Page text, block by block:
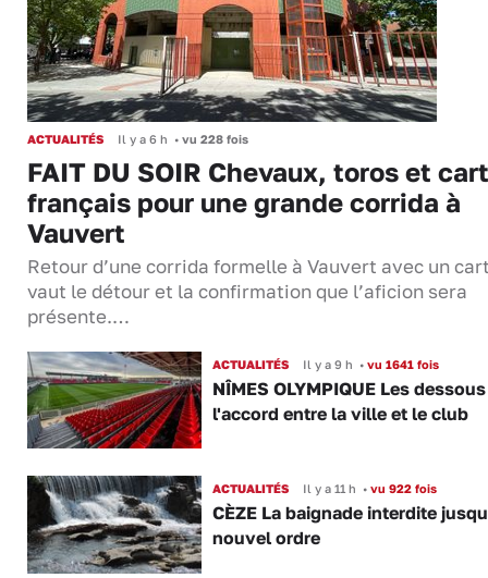
ACTUALITÉS Il y a 6 h • vu 228 fois
FAIT DU SOIR Chevaux, toros et
français pour une grande corrida à
Vauvert
Retour d’une corrida formelle à Vauvert avec un
vaut le détour et la confirmation que l’aficion sera
présente.…
ACTUALITÉS Il y a 9 h •vu 1641 fois
NÎMES OLYMPIQUE Les
l'accord entre la ville et le club
ACTUALITÉS Il y a 11 h •vu 922 fois
CÈZE La baignade interdite
nouvel ordre